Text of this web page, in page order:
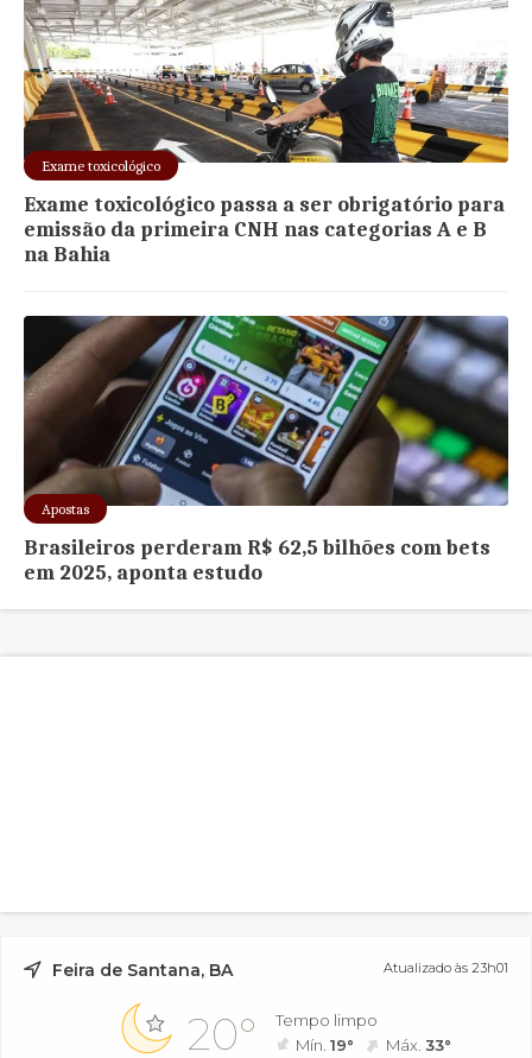
Exame toxicológico
Exame toxicológico passa a ser obrigatório para
emissão da primeira CNH nas categorias A e B
na Bahia
Apostas
Brasileiros perderam R$ 62,5 bilhões com bets
em 2025, aponta estudo
Feira de Santana, BA Atualizado às 23h01
20°
Tempo limpo
Mín.19° Máx.33°